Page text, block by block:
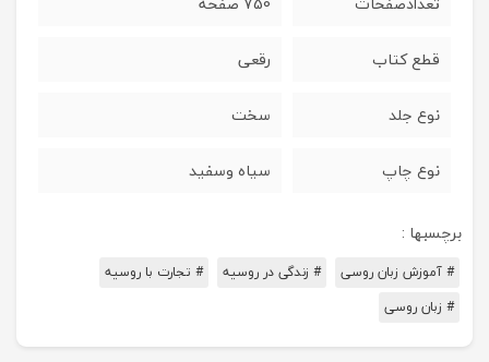
قطع کتاب رقعی
نوع جلد سخت
نوع چاپ سیاه وسفید
برچسبها :
# آموزش زبان روسی # زندگی در روسیه
# تجارت با روسیه
# زبان روسی